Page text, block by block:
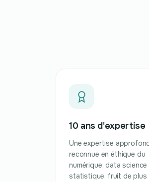
10 ans d'expertise
Une expertise
reconnue en éthique du
numérique, data science
statistique, fruit de plus